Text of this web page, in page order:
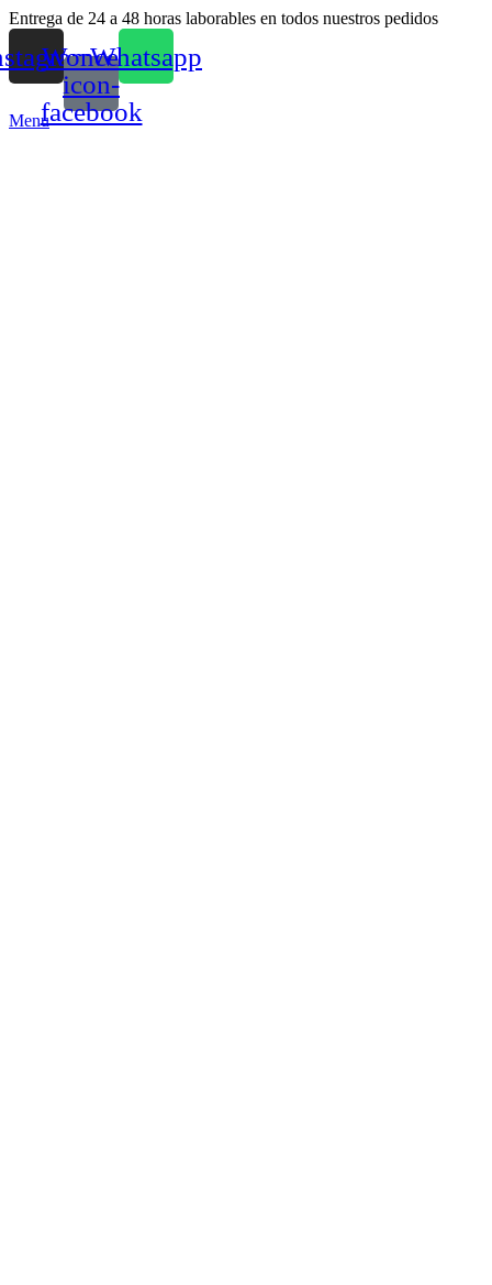
Entrega de 24 a 48 horas laborables en todos nuestros pedidos
Woncep-
icon-
facebook
Whatsapp
Menu